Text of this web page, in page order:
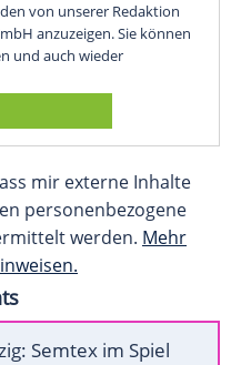
von unserer Redaktion
anzuzeigen. Sie können
und auch wieder
mir externe Inhalte
personenbezogene
werden. Mehr
Semtex im Spiel